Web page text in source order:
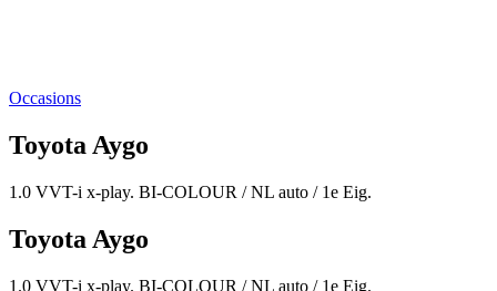
Occasions
Toyota Aygo
1.0 VVT-i x-play. BI-COLOUR / NL auto / 1e Eig.
Toyota Aygo
1.0 VVT-i x-play. BI-COLOUR / NL auto / 1e Eig.